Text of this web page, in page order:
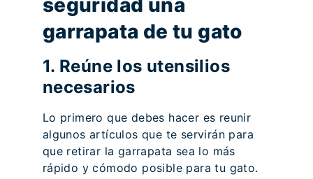
garrapata de tu gato
1. Reúne los utensilios
necesarios
Lo primero que debes hacer es reunir
algunos artículos que te servirán para
que retirar la garrapata sea lo más
rápido y cómodo posible para tu gato.